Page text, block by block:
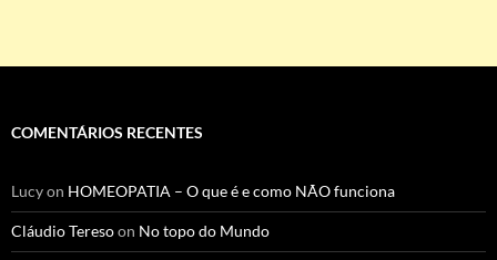
COMENTÁRIOS RECENTES
Lucyon HOMEOPATIA – O que é e como NÃO funciona
Cláudio Teresoon No topo do Mundo